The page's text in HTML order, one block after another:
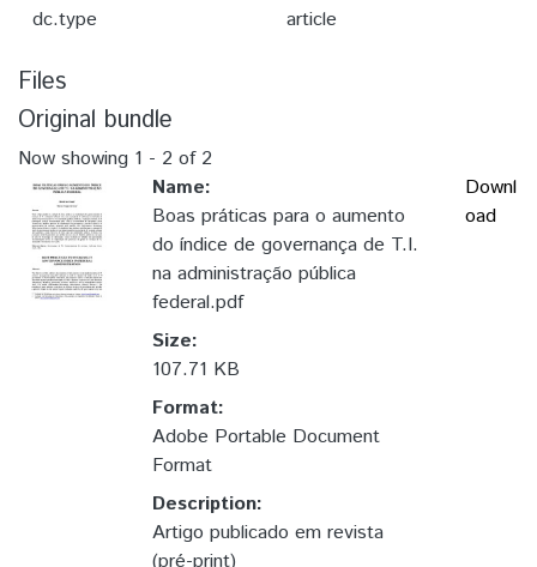
dc.type article
Files
Original bundle
Now showing 1 - 2 of 2
Name:
Boas práticas para o aumento
do índice de governança de T.I.
na administração pública
federal.pdf
Size:
107.71 KB
Format:
Adobe Portable Document
Format
Description:
Artigo publicado em revista
Downl
oad